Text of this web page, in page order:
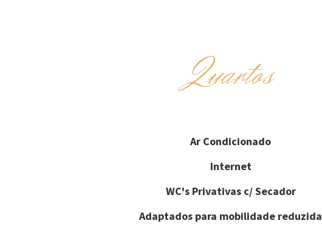
Quartos
Ar Condicionado
Internet
WC's Privativas c/ Secador
Adaptados para mobilidade reduzida